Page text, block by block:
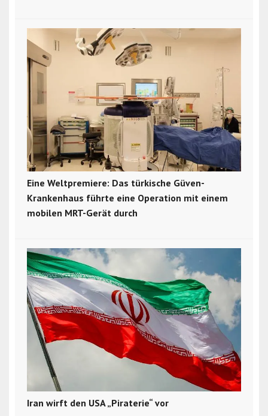
Eine Weltpremiere: Das türkische Güven-
Krankenhaus führte eine Operation mit einem
mobilen MRT-Gerät durch
Iran wirft den USA „Piraterie“ vor